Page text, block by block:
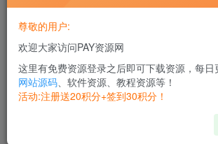
用户大量时间与精力。操作简单易懂，只
精准筛选并一次性处理多个关注，让你的关
有序，高效管理社交关注关系。
尊敬的用户:
欢迎大家访问PAY资源网
这里有免费资源登录之后即可下载资源，每日
网站源码、软件资源、教程资源等！
活动:注册送20积分+签到30积分！